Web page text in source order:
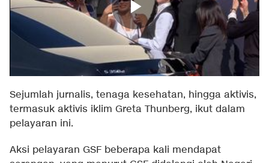
Sejumlah jurnalis, tenaga kesehatan, hingga aktivis,
termasuk aktivis iklim Greta Thunberg, ikut dalam
pelayaran ini.
Aksi pelayaran GSF beberapa kali mendapat